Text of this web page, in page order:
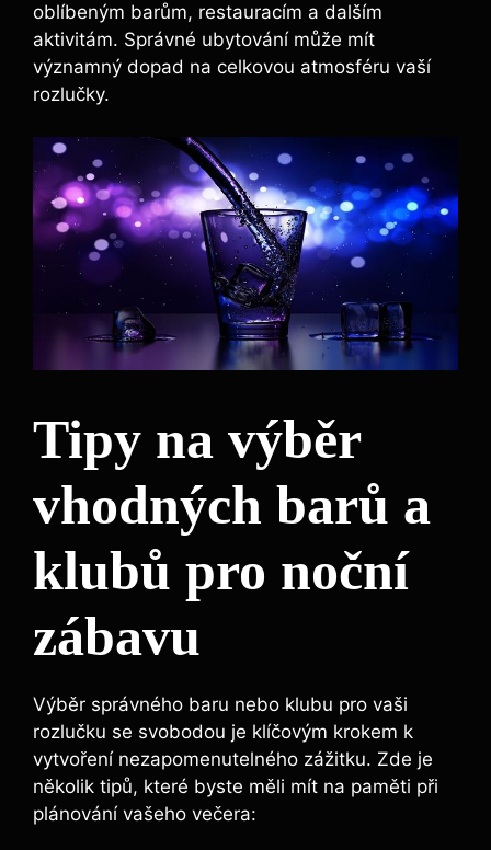
oblíbeným barům, restauracím a dalším
aktivitám. Správné ubytování může mít
významný dopad na celkovou atmosféru vaší
rozlučky.
Tipy na výběr
vhodných barů a
klubů pro noční
zábavu
Výběr správného baru nebo klubu pro vaši
rozlučku se svobodou je klíčovým krokem k
vytvoření nezapomenutelného zážitku. Zde je
několik tipů, které byste měli mít na paměti při
plánování vašeho večera: